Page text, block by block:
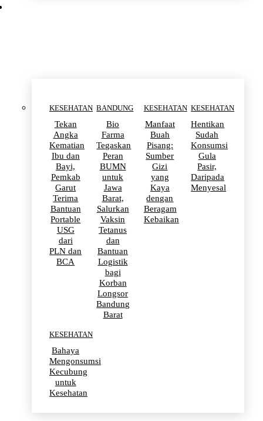
KESEHATAN
Tekan
Angka
Kematian
Ibu dan
Bayi,
Pemkab
Garut
Terima
Bantuan
Portable
USG
dari
PLN dan
BCA
BANDUNG
Bio
Farma
Tegaskan
Peran
BUMN
untuk
Jawa
Barat,
Salurkan
Vaksin
Tetanus
dan
Bantuan
Logistik
bagi
Korban
Longsor
Bandung
Barat
KESEHATAN
Manfaat
Buah
Pisang:
Sumber
Gizi
yang
Kaya
dengan
Beragam
Kebaikan
KESEHATAN
Hentikan
Sudah
Konsumsi
Gula
Pasir,
Daripada
Menyesal
KESEHATAN
Bahaya
Mengonsumsi
Kecubung
untuk
Kesehatan